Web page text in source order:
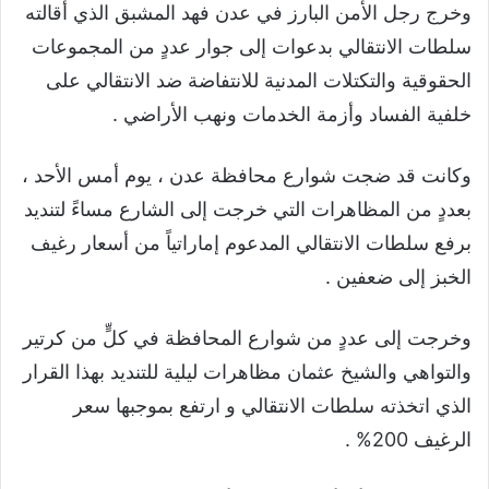
وخرج رجل الأمن البارز في عدن فهد المشبق الذي أقالته
سلطات الانتقالي بدعوات إلى جوار عددٍ من المجموعات
الحقوقية والتكتلات المدنية للانتفاضة ضد الانتقالي على
خلفية الفساد وأزمة الخدمات ونهب الأراضي .
وكانت قد ضجت شوارع محافظة عدن ، يوم أمس الأحد ،
بعددٍ من المظاهرات التي خرجت إلى الشارع مساءً لتنديد
برفع سلطات الانتقالي المدعوم إماراتياً من أسعار رغيف
الخبز إلى ضعفين .
وخرجت إلى عددٍ من شوارع المحافظة في كلٍّ من كرتير
والتواهي والشيخ عثمان مظاهرات ليلية للتنديد بهذا القرار
الذي اتخذته سلطات الانتقالي و ارتفع بموجبها سعر
الرغيف 200% .